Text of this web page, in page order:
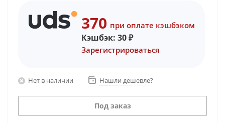
370 при оплате кэшбэком
Кэшбэк: 30₽
Зарегистрироваться
Нет в наличии Нашли дешевле?
Под заказ